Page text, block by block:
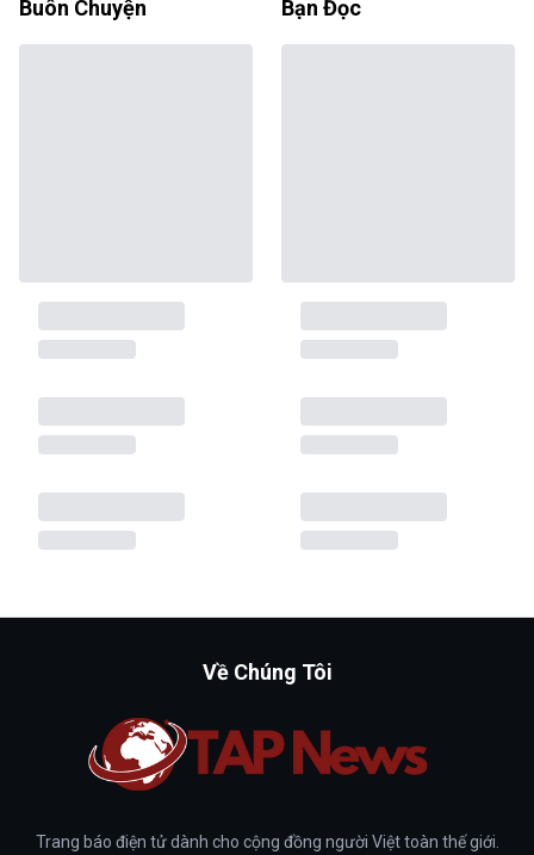
Buôn Chuyện Bạn Đọc
Về Chúng Tôi
Trang báo điện tử dành cho cộng đồng người Việt toàn thế giới.